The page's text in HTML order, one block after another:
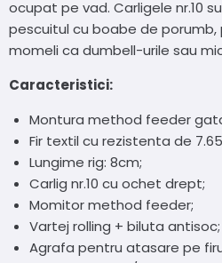
ocupat pe vad. Carligele nr.10
pescuitul cu boabe de
momeli ca dumbell-urile sau
Caracteristici:
Montura method feeder
Fir textil cu rezistenta de
Lungime rig: 8cm;
Carlig nr.10 cu ochet drept;
Momitor method feeder;
Vartej rolling + biluta antisoc;
Agrafa pentru atasare pe